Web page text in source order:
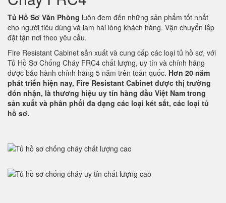
Tủ Hồ Sơ Văn Phòng luôn đem đến những sản phẩm tốt nhất
cho người tiêu dùng và làm hài lòng khách hàng. Vận chuyển lắp
đặt tận nơi theo yêu cầu.
Fire Resistant Cabinet sản xuất và cung cấp các loại tủ hồ sơ, với
Tủ Hồ Sơ Chống Cháy FRC4 chất lượng, uy tín và chính hãng
được bảo hành chính hãng 5 năm trên toàn quốc. Hơn 20 năm
phát triển hiện nay, Fire Resistant Cabinet được thị trường
đón nhận, là thương hiệu uy tín hàng đầu Việt Nam trong
sản xuất và phân phối đa dạng các loại két sắt, các loại tủ
hồ sơ.